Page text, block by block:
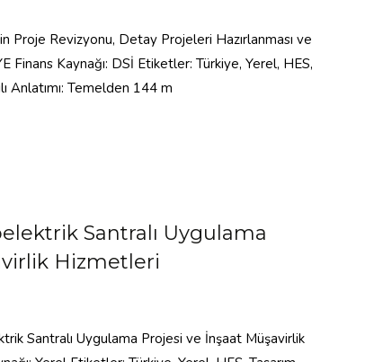
Proje Revizyonu, Detay Projeleri Hazırlanması ve
Finans Kaynağı: DSİ Etiketler: Türkiye, Yerel, HES,
Anlatımı: Temelden 144 m
Santralı Uygulama
Hizmetleri
Santralı Uygulama Projesi ve İnşaat Müşavirlik